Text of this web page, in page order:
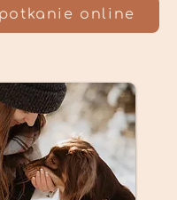
online